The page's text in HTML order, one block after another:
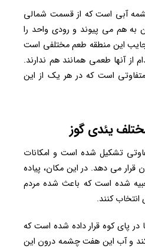
آبی است که از قسمت شمالی
به هم می پیوند و رودی واحد را
این منطقه طعم مختلفی است
از آنها طعمی همانند هم ندارند.
است که در هر یک از این
یئدی گوز
تشکیل شده است و امکانات
قرار می دهد. در این مکان، پیاده
شده است که باعث شده مردم
انتخاب کنند.
پای کوه قرار داده شده است که
و آب این هفت چشمه درون این